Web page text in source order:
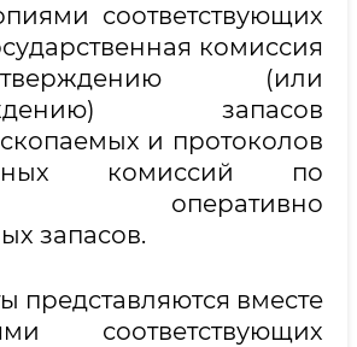
соответствующих
комиссия
(или
запасов
и протоколов
комиссий по
оперативно
запасов.
представляются вместе
соответствующих